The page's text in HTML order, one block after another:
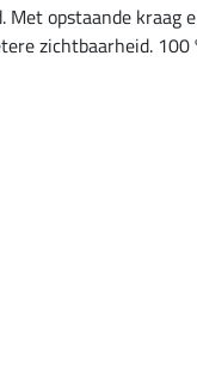
opstaande
zichtbaarheid. 100